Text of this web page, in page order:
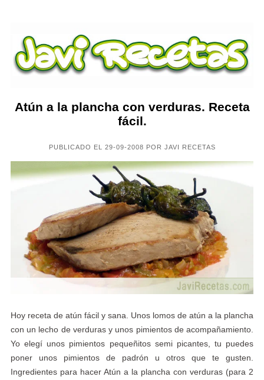
Atún a la plancha con verduras. Receta
fácil.
PUBLICADO EL 29-09-2008 POR JAVI RECETAS
Hoy receta de atún fácil y sana. Unos lomos de atún a la plancha
con un lecho de verduras y unos pimientos de acompañamiento.
Yo elegí unos pimientos pequeñitos semi picantes, tu puedes
poner unos pimientos de padrón u otros que te gusten.
Ingredientes para hacer Atún a la plancha con verduras (para 2